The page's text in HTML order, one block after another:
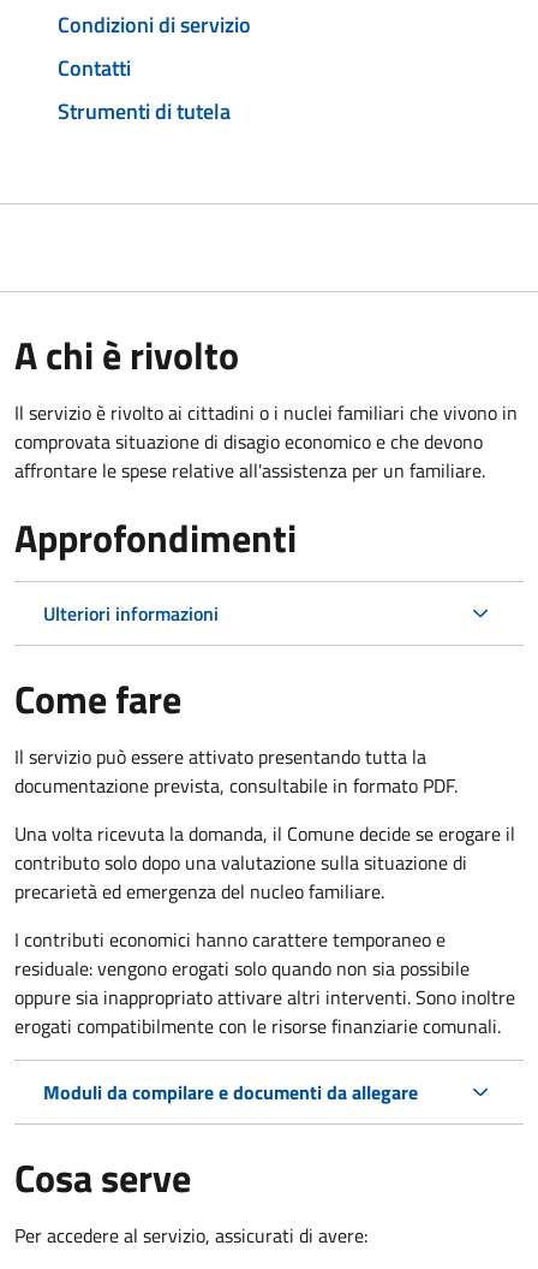
Condizioni di servizio
Contatti
Strumenti di tutela
A chi è rivolto
Il servizio è rivolto ai cittadini o i nuclei familiari che vivono in
comprovata situazione di disagio economico e che devono
affrontare le spese relative all'assistenza per un familiare.
Approfondimenti
Ulteriori informazioni
Come fare
Il servizio può essere attivato presentando tutta la
documentazione prevista, consultabile in formato PDF.
Una volta ricevuta la domanda, il Comune decide se erogare il
contributo solo dopo una valutazione sulla situazione di
precarietà ed emergenza del nucleo familiare.
I contributi economici hanno carattere temporaneo e
residuale: vengono erogati solo quando non sia possibile
oppure sia inappropriato attivare altri interventi. Sono inoltre
erogati compatibilmente con le risorse finanziarie comunali.
Moduli da compilare e documenti da allegare
Cosa serve
Per accedere al servizio, assicurati di avere: